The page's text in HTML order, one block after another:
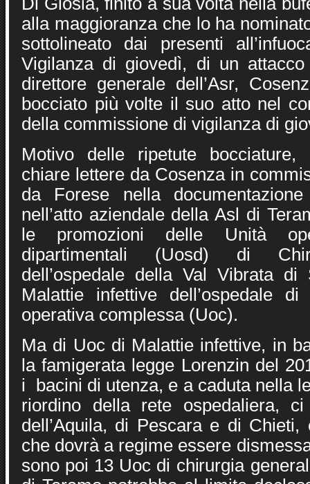
alla maggioranza che lo ha
sottolineato dai presenti
Vigilanza di giovedì, di un
direttore generale dell’Asr,
bocciato più volte il suo atto nel
della commissione di vigilanza di
Motivo delle ripetute
chiare lettere da Cosenza in
da Forese nella
nell’atto aziendale della Asl di
le promozioni delle Unità
dipartimentali (Uosd) di
dell’ospedale della Val Vibrata di
Malattie infettive dell’ospedale
operativa complessa (Uoc).
Ma di Uoc di Malattie infettive, in
la famigerata legge Lorenzin del
i bacini di utenza, e a caduta nella
riordino della rete ospedaliera,
dell’Aquila, di Pescara e di Chieti,
che dovrà a regime essere
sono poi 13 Uoc di chirurgia